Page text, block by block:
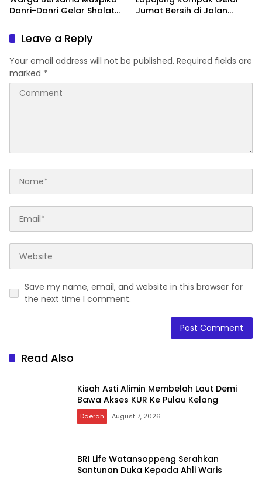
Donri-Donri Gelar Sholat
Jumat Bersih di Jalan
Leave a Reply
Your email address will not be published. Required fields are
marked *
Save my name, email, and website in this browser for
the next time I comment.
Read Also
Kisah Asti Alimin Membelah Laut Demi
Bawa Akses KUR Ke Pulau Kelang
Daerah August 7, 2026
BRI Life Watansoppeng Serahkan
Santunan Duka Kepada Ahli Waris